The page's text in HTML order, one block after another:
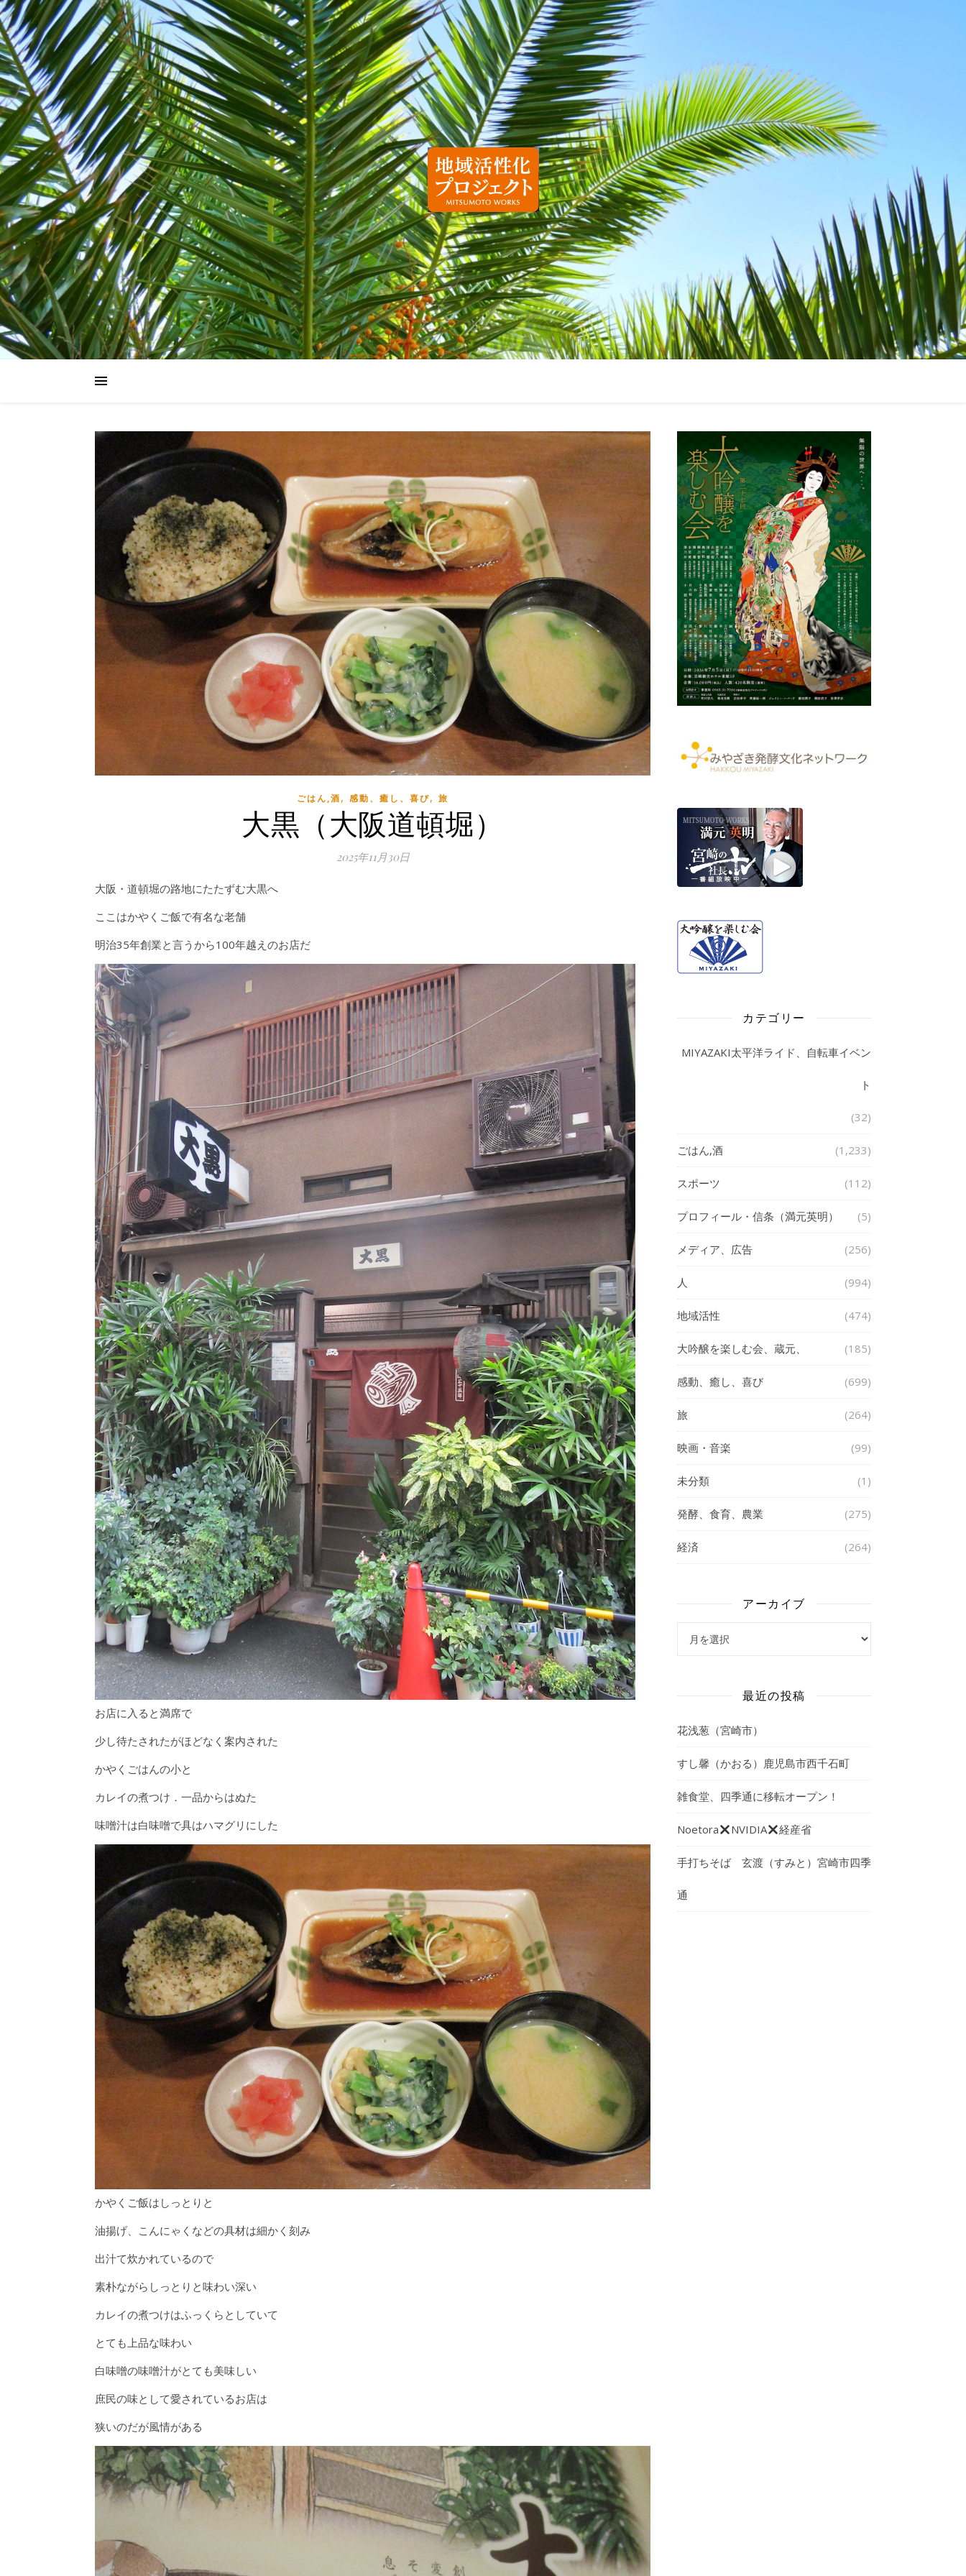
ごはん,酒, 感動、癒し、喜び, 旅
大黒（大阪道頓堀）
2025年11月30日
大阪・道頓堀の路地にたたずむ大黒へ
ここはかやくご飯で有名な老舗
明治35年創業と言うから100年越えのお店だ
お店に入ると満席で
少し待たされたがほどなく案内された
かやくごはんの小と
カレイの煮つけ．一品からはぬた
味噌汁は白味噌で具はハマグリにした
かやくご飯はしっとりと
油揚げ、こんにゃくなどの具材は細かく刻み
出汁て炊かれているので
素朴ながらしっとりと味わい深い
カレイの煮つけはふっくらとしていて
とても上品な味わい
白味噌の味噌汁がとても美味しい
庶民の味として愛されているお店は
狭いのだが風情がある
カテゴリー
MIYAZAKI太平洋ライド、自転車イベン
ト
(32)
ごはん,酒 (1,233)
スポーツ (112)
プロフィール・信条（満元英明） (5)
メディア、広告 (256)
人 (994)
地域活性 (474)
大吟醸を楽しむ会、蔵元、 (185)
感動、癒し、喜び (699)
旅 (264)
映画・音楽 (99)
未分類 (1)
発酵、食育、農業 (275)
経済 (264)
アーカイブ
最近の投稿
花浅葱（宮崎市）
すし馨（かおる）鹿児島市西千石町
雑食堂、四季通に移転オープン！
Noetora NVIDIA 経産省
手打ちそば 玄渡（すみと）宮崎市四季
通